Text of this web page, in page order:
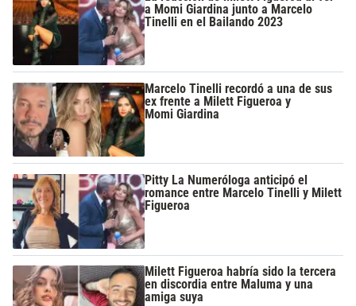
a Momi Giardina junto a Marcelo
Tinelli en el Bailando 2023
Marcelo Tinelli recordó a una de sus
ex frente a Milett Figueroa y
Momi Giardina
Pitty La Numeróloga anticipó el
romance entre Marcelo Tinelli y Milett
Figueroa
Milett Figueroa habría sido la tercera
en discordia entre Maluma y una
amiga suya